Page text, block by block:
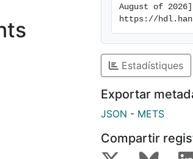
August of
https://
Estadístiques
Exportar
JSON - METS
Compartir